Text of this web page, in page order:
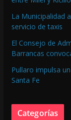
La Municipalidad
servicio de taxis
El Consejo de
Barrancas
Pullaro impulsa
Santa Fe
Categorías